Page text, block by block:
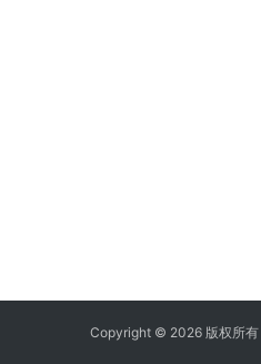
Copyright © 2026 版权所有